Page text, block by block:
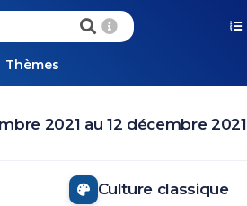
Thèmes
2021 au 12 décembre 2021
Culture classique